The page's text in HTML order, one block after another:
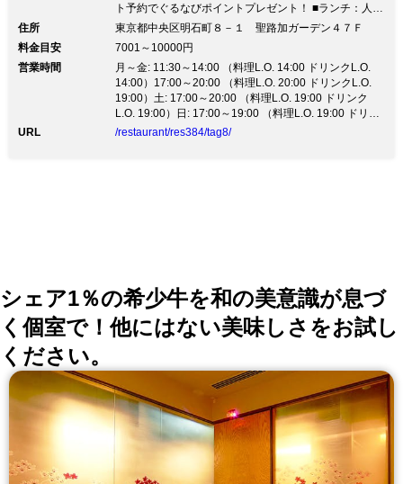
ト予約でぐるなびポイントプレゼント！ ■ランチ：人数
×500P、ディナー：人数×1,000P◆圧巻の夜景！東京タ
221mの天空のレストランでモダンイタリアンを愉しむ
◆至福の個室～4名様 貸切～150名様
住所
東京都中央区明石町８－１ 聖路加ガーデン４７Ｆ
料金目安
7001～10000円
営業時間
月～金: 11:30～14:00 （料理L.O. 14:00 ドリンクL.O.
14:00）17:00～20:00 （料理L.O. 20:00 ドリンクL.O.
19:00）土: 17:00～20:00 （料理L.O. 19:00 ドリンク
L.O. 19:00）日: 17:00～19:00 （料理L.O. 19:00 ドリン
クL.O. 19:00）祝日: 15:00～20:00 （料理L.O. 20:00 ド
URL /restaurant/res384/tag8/
シェア1％の希少牛を和の美意識が息づ
く個室で！他にはない美味しさをお試し
ください。